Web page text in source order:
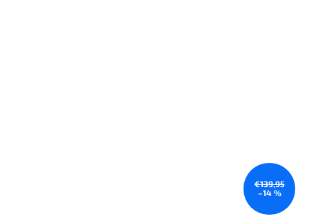
€139,95
–14 %